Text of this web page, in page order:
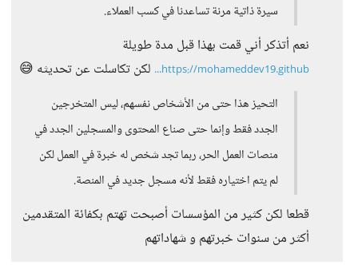
سيرة ذاتية مرنة تساعدنا في كسب العملاء.
نعم أتذكر أني قمت بهذا قبل مدة طويلة
https://mohameddev19.github... لكن تكاسلت عن تحديثه 😅
التحيز هذا حتى من الأشخاص نفسهم، ليس المتخرجين
الجدد فقط وإنما حتى صناع المحتوى والمسجلين الجدد في
منصات العمل الحر، ربما تجد شخص له خبرة في العمل لكن
لم يتم اختياره فقط لأنه مسجل جديد في المنصة.
قطعا لكن كثير من المؤسسات أصبحت تهتم بكفائة المتقدمين
أكثر من سنوات خبرتهم و شهاداتهم